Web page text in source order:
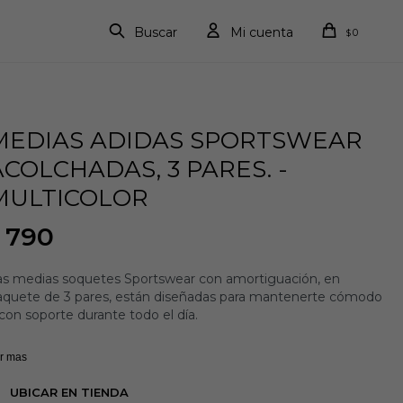
$0
ADIDAS SPORTSWEAR
3 PARES. -
790
medias soquetes Sportswear con amortiguación, en
de 3 pares, están diseñadas para mantenerte cómodo
soporte durante todo el día.
si vas al gimnasio como si simplemente realizás tus
suavidad y son lo suficientemente resistentes para el uso
mas
UBICAR EN TIENDA